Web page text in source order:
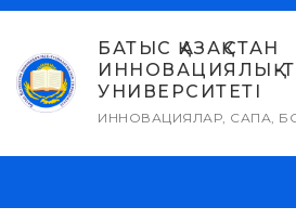
Skip
content
БАТЫС ҚАЗАҚСТАН
ИННОВАЦИЯЛЫҚ-
УНИВЕРСИТЕТІ
ИННОВАЦИЯЛАР, САПА,